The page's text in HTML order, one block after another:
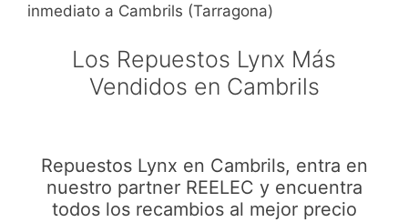
inmediato a Cambrils (Tarragona)
Los Repuestos Lynx Más
Vendidos en Cambrils
Repuestos Lynx en Cambrils, entra en
nuestro partner REELEC y encuentra
todos los recambios al mejor precio